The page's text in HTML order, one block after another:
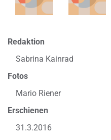
Redaktion
Sabrina Kainrad
Fotos
Mario Riener
Erschienen
31.3.2016